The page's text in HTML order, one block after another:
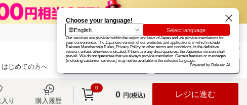
楽天グループ カード
お知らせ ヘルプ
はじめての方へ ログイン
り 購入履歴
0
0 円(税込) レジに進む